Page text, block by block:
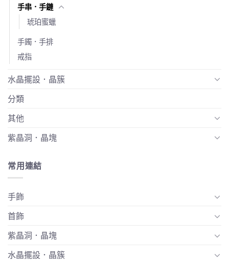
手串．手鏈
琥珀蜜蠟
手鐲．手排
戒指
水晶擺設．晶簇
分類
其他
紫晶洞．晶塊
常用連結
手飾
首飾
紫晶洞．晶塊
水晶擺設．晶簇